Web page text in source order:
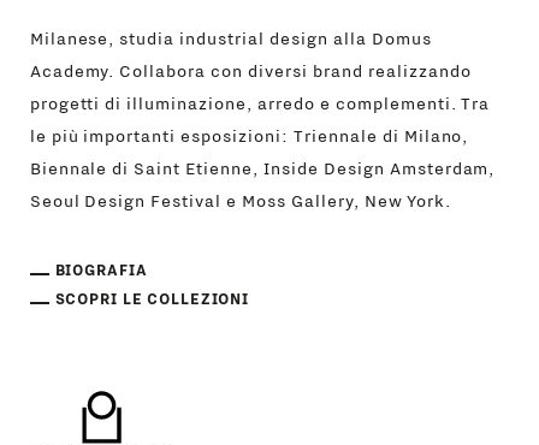
Milanese, studia industrial design alla Domus
Academy. Collabora con diversi brand realizzando
progetti di illuminazione, arredo e complementi. Tra
le più importanti esposizioni: Triennale di Milano,
Biennale di Saint Etienne, Inside Design Amsterdam,
Seoul Design Festival e Moss Gallery, New York.
BIOGRAFIA
SCOPRI LE COLLEZIONI